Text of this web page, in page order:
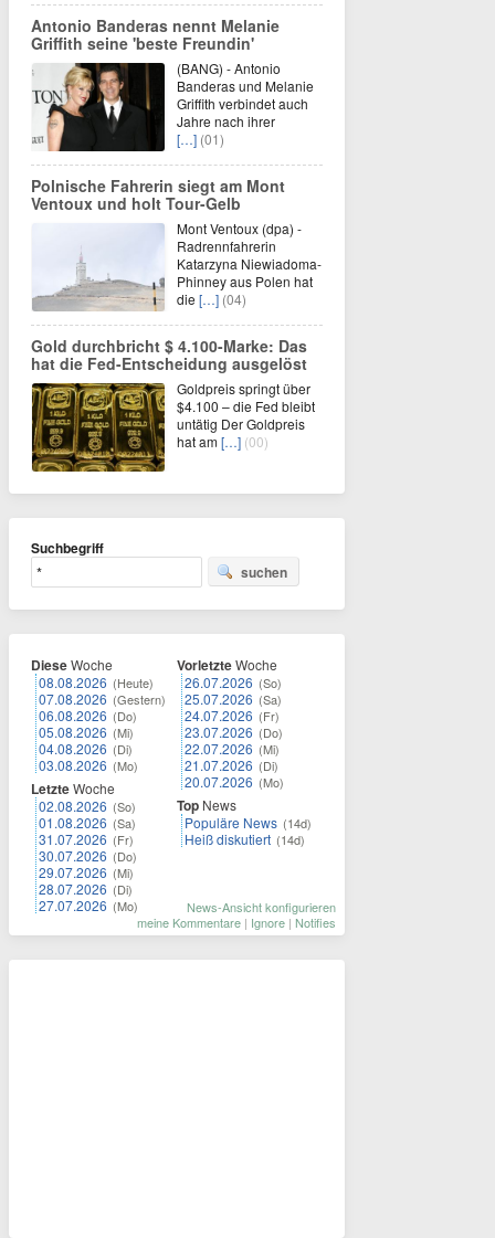
Antonio Banderas nennt Melanie
Griffith seine 'beste Freundin'
(BANG) - Antonio
Banderas und Melanie
Griffith verbindet auch
Jahre nach ihrer
[…] (01)
Polnische Fahrerin siegt am Mont
Ventoux und holt Tour-Gelb
Mont Ventoux (dpa) -
Radrennfahrerin
Katarzyna Niewiadoma-
Phinney aus Polen hat
die […] (04)
Gold durchbricht $ 4.100-Marke: Das
hat die Fed-Entscheidung ausgelöst
Goldpreis springt über
$4.100 – die Fed bleibt
untätig Der Goldpreis
hat am[…] (00)
Suchbegriff
suchen
DieseWoche
08.08.2026 (Heute)
07.08.2026 (Gestern)
06.08.2026 (Do)
05.08.2026 (Mi)
04.08.2026 (Di)
03.08.2026 (Mo)
LetzteWoche
02.08.2026 (So)
01.08.2026 (Sa)
31.07.2026 (Fr)
30.07.2026 (Do)
29.07.2026 (Mi)
28.07.2026 (Di)
27.07.2026 (Mo)
VorletzteWoche
26.07.2026 (So)
25.07.2026 (Sa)
24.07.2026 (Fr)
23.07.2026 (Do)
22.07.2026 (Mi)
21.07.2026 (Di)
20.07.2026 (Mo)
Top News
Populäre News (14d)
Heiß diskutiert (14d)
News-Ansicht konfigurieren
meine Kommentare | Ignore | Notifies